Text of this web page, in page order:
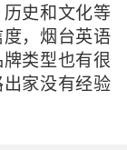
史和文化等
，烟台英语
类型也有很
家没有经验
。总之我们